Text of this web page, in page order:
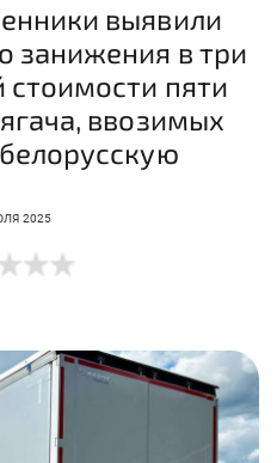
выявили
занижения в три
стоимости пяти
ввозимых
2025